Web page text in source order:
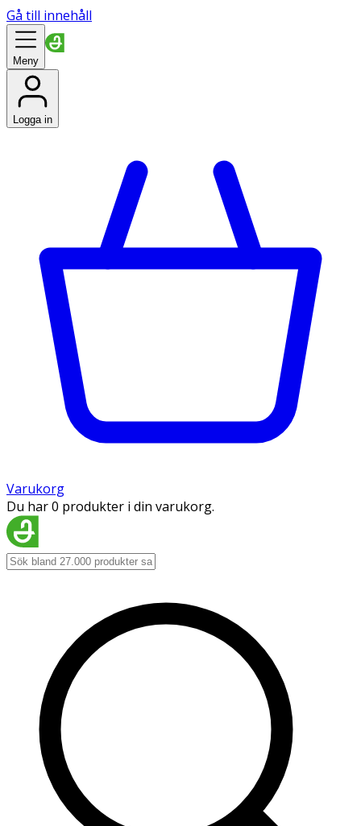
Gå till innehåll
Meny
Logga in
Varukorg
Du har 0 produkter i din varukorg.